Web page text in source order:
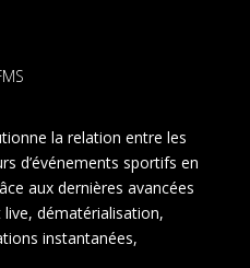
la relation entre les
d’événements sportifs en
aux dernières avancées
dématérialisation,
instantanées,